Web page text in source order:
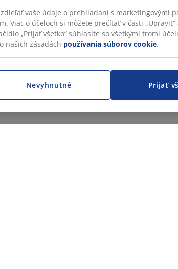
vaše údaje o prehliadaní s marketingovými
Viac o účeloch si môžete prečítať v časti
„Prijať všetko“ súhlasíte so všetkými tromi
našich zásadách používania súborov cookie.
Prijať
Nevyhnutné